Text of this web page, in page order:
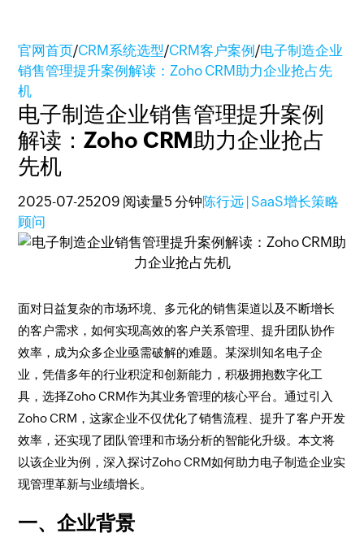
官网首页/CRM系统选型/CRM客户案例/电子制造企业
销售管理提升案例解读：Zoho CRM助力企业抢占先
机
电子制造企业销售管理提升案例
解读：Zoho CRM助力企业抢占
先机
2025-07-25209 阅读量5 分钟陈行远 | SaaS增长策略
顾问
面对日益复杂的市场环境、多元化的销售渠道以及不断增长
的客户需求，如何实现高效的客户关系管理、提升团队协作
效率，成为众多企业亟需破解的难题。某深圳知名电子企
业，凭借多年的行业积淀和创新能力，积极拥抱数字化工
具，选择Zoho CRM作为其业务管理的核心平台。通过引入
Zoho CRM，这家企业不仅优化了销售流程、提升了客户开发
效率，还实现了团队管理和市场分析的智能化升级。本文将
以该企业为例，深入探讨Zoho CRM如何助力电子制造企业实
现管理革新与业绩增长。
一、企业背景